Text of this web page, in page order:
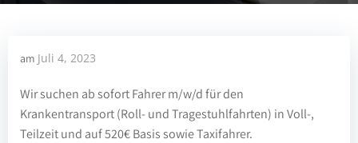
am Juli 4, 2023
Wir suchen ab sofort Fahrer m/w/d für den
Krankentransport (Roll- und Tragestuhlfahrten) in Voll-,
Teilzeit und auf 520€ Basis sowie Taxifahrer.